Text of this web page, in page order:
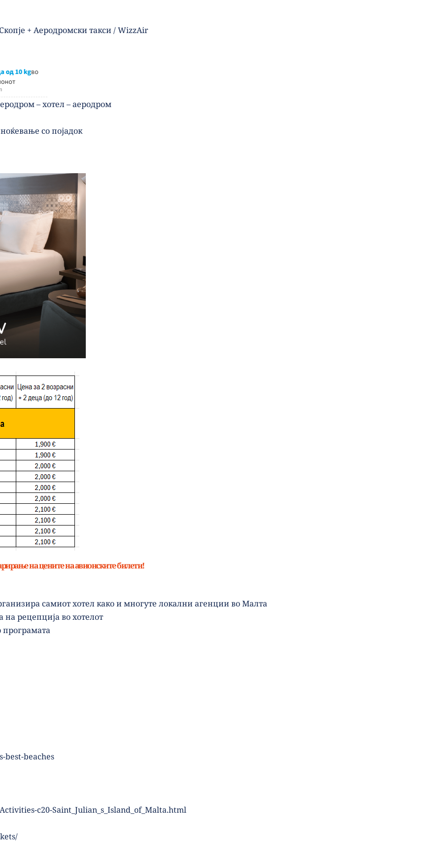
+ Аеродромски такси / WizzAir
– хотел – аеродром
со појадок
на цените на авионските билети!
самиот хотел како и многуте локални агенции во Малта
на рецепција во хотелот
best-beaches
c20-Saint_Julian_s_Island_of_Malta.html